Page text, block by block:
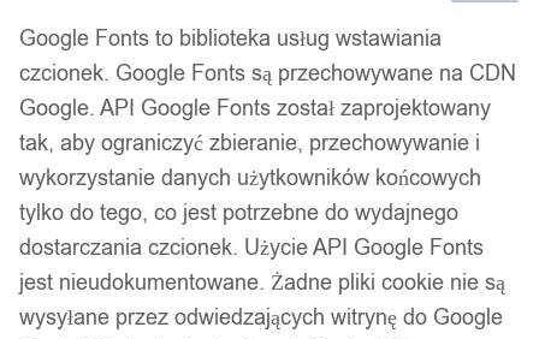
Google Fonts to biblioteka usług wstawiania
czcionek. Google Fonts są przechowywane na CDN
Google. API Google Fonts został zaprojektowany
tak, aby ograniczyć zbieranie, przechowywanie i
wykorzystanie danych użytkowników końcowych
tylko do tego, co jest potrzebne do wydajnego
dostarczania czcionek. Użycie API Google Fonts
jest nieudokumentowane. Żadne pliki cookie nie są
wysyłane przez odwiedzających witrynę do Google